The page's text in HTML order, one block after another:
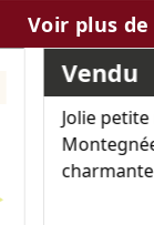
Voir plus
Vendu
Maison
Jolie